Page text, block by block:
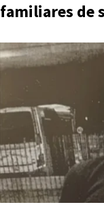
familiares de